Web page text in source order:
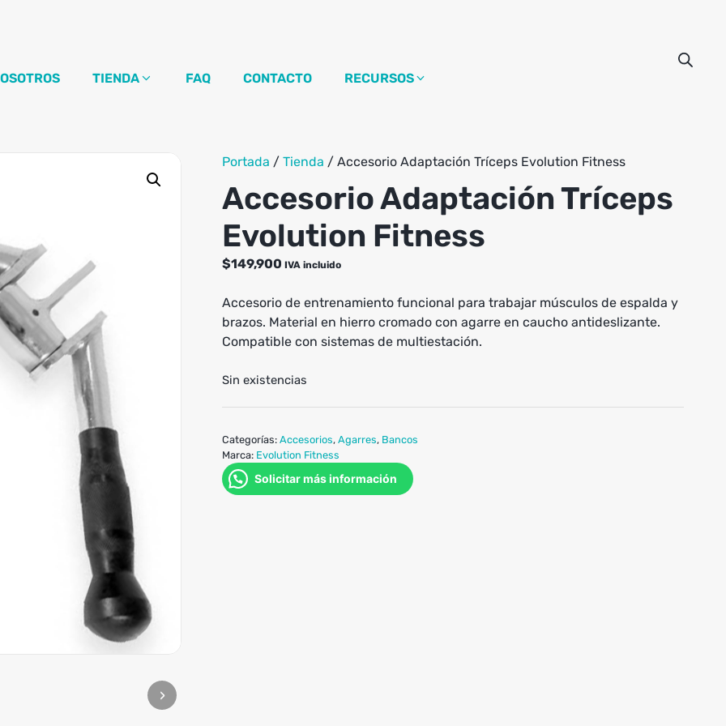
TIENDA FAQ CONTACTO RECURSOS
›
Portada / Tienda / Accesorio Adaptación Tríceps Evolution Fitness
Accesorio Adaptación Tríceps
Evolution Fitness
$149,900 IVA incluido
Accesorio de entrenamiento funcional para trabajar músculos de espalda y
brazos. Material en hierro cromado con agarre en caucho antideslizante.
Compatible con sistemas de multiestación.
Sin existencias
Categorías: Accesorios, Agarres, Bancos
Marca: Evolution Fitness
Solicitar más información